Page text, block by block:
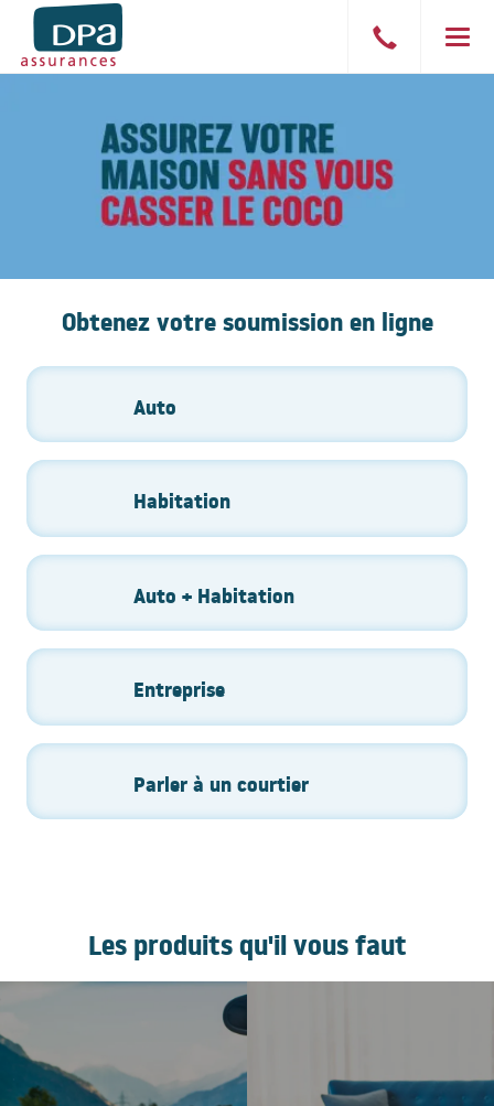
à
Groupe
Votre
partenaire
assurances
Obtenez votre soumission en ligne
Auto
Habitation
Auto + Habitation
Entreprise
Parler à un courtier
Les produits qu'il vous faut